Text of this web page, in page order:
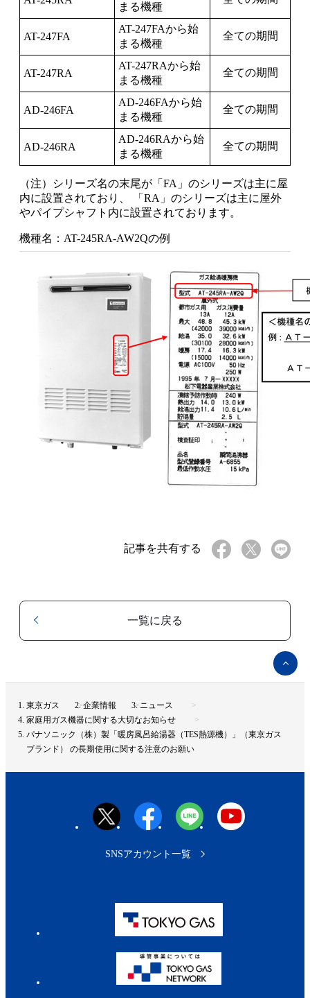
まる機種
AT-247FA
AT-247FAから始
まる機種
全ての期間
AT-247RA
AT-247RAから始
まる機種
全ての期間
AD-246FA
AD-246FAから始
まる機種
全ての期間
AD-246RA
AD-246RAから始
まる機種
全ての期間
（注）シリーズ名の末尾が「FA」のシリーズは主に屋
内に設置されており、 「RA」のシリーズは主に屋外
やパイプシャフト内に設置されております。
機種名：AT-245RA-AW2Qの例
記事を共有する
一覧に戻る
ペ
ー
ジ
プ
東京ガス 企業情報
ニュース
家庭用ガス機器に関する大切なお知らせ
パナソニック（株）製「暖房風呂給湯器（TES熱源機）」（東京ガス
ブランド） の長期使用に関する注意のお願い
SNSアカウント一覧